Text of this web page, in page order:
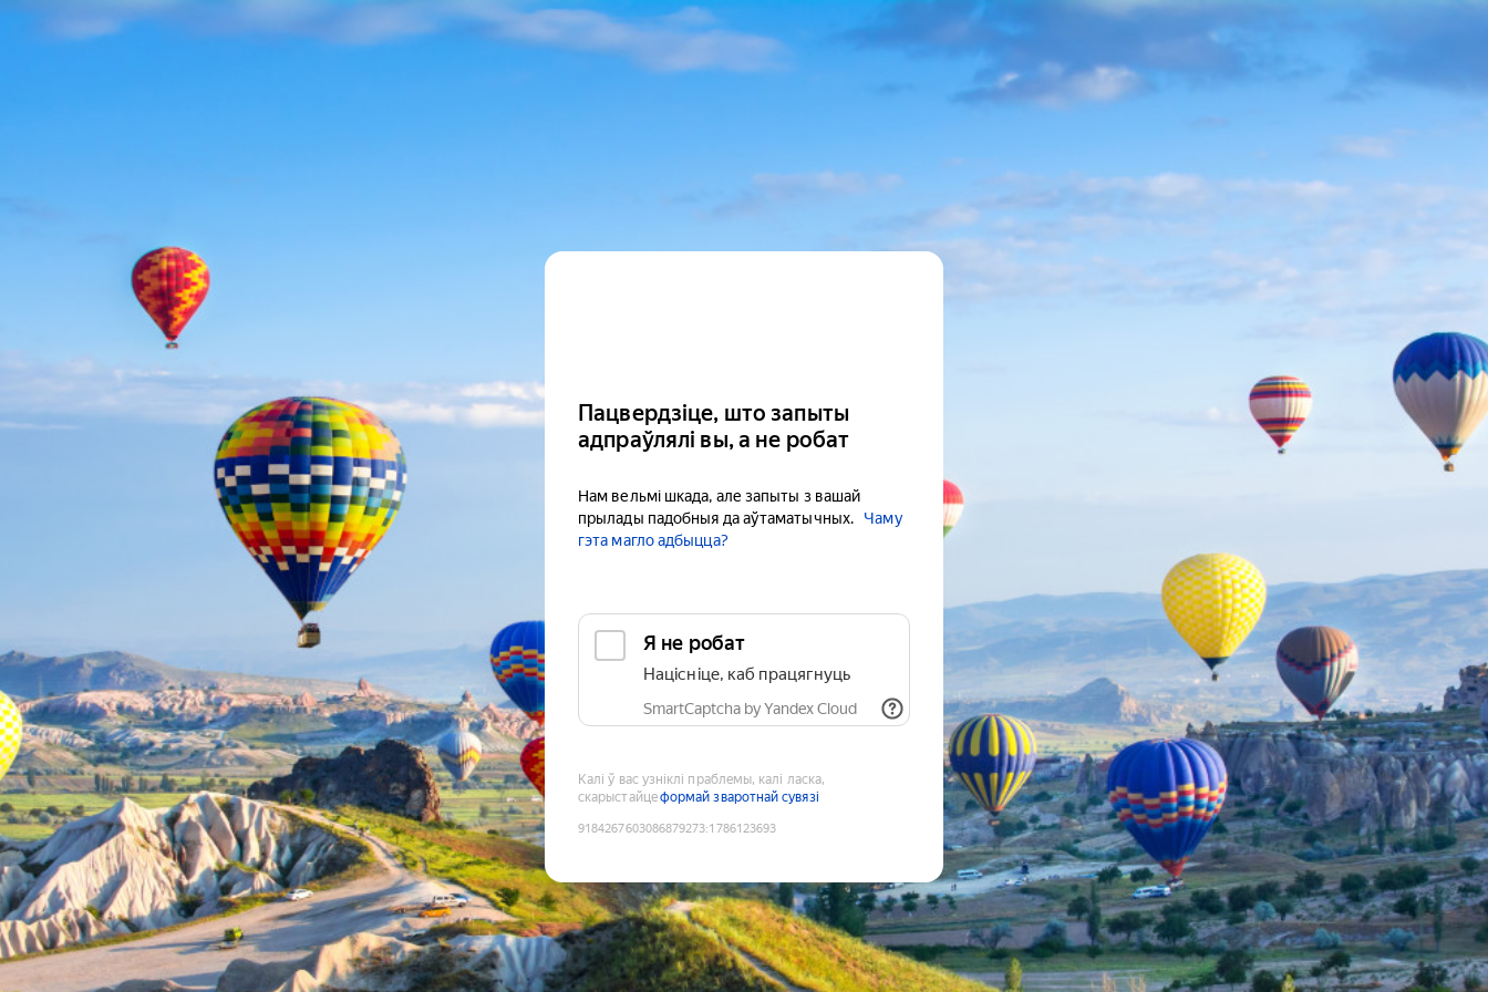
Пацвердзіце, што запыты
адпраўлялі вы, а не робат
Нам вельмі шкада, але запыты з вашай
прылады падобныя да аўтаматычных.
Чаму
гэта магло адбыцца?
Я не робат
Націсніце, каб працягнуць
SmartCaptcha by Yandex Cloud
Калі ў вас узніклі праблемы, калі ласка,
скарыстайцеформай зваротнай сувязі
9184267603086879273:1786123693